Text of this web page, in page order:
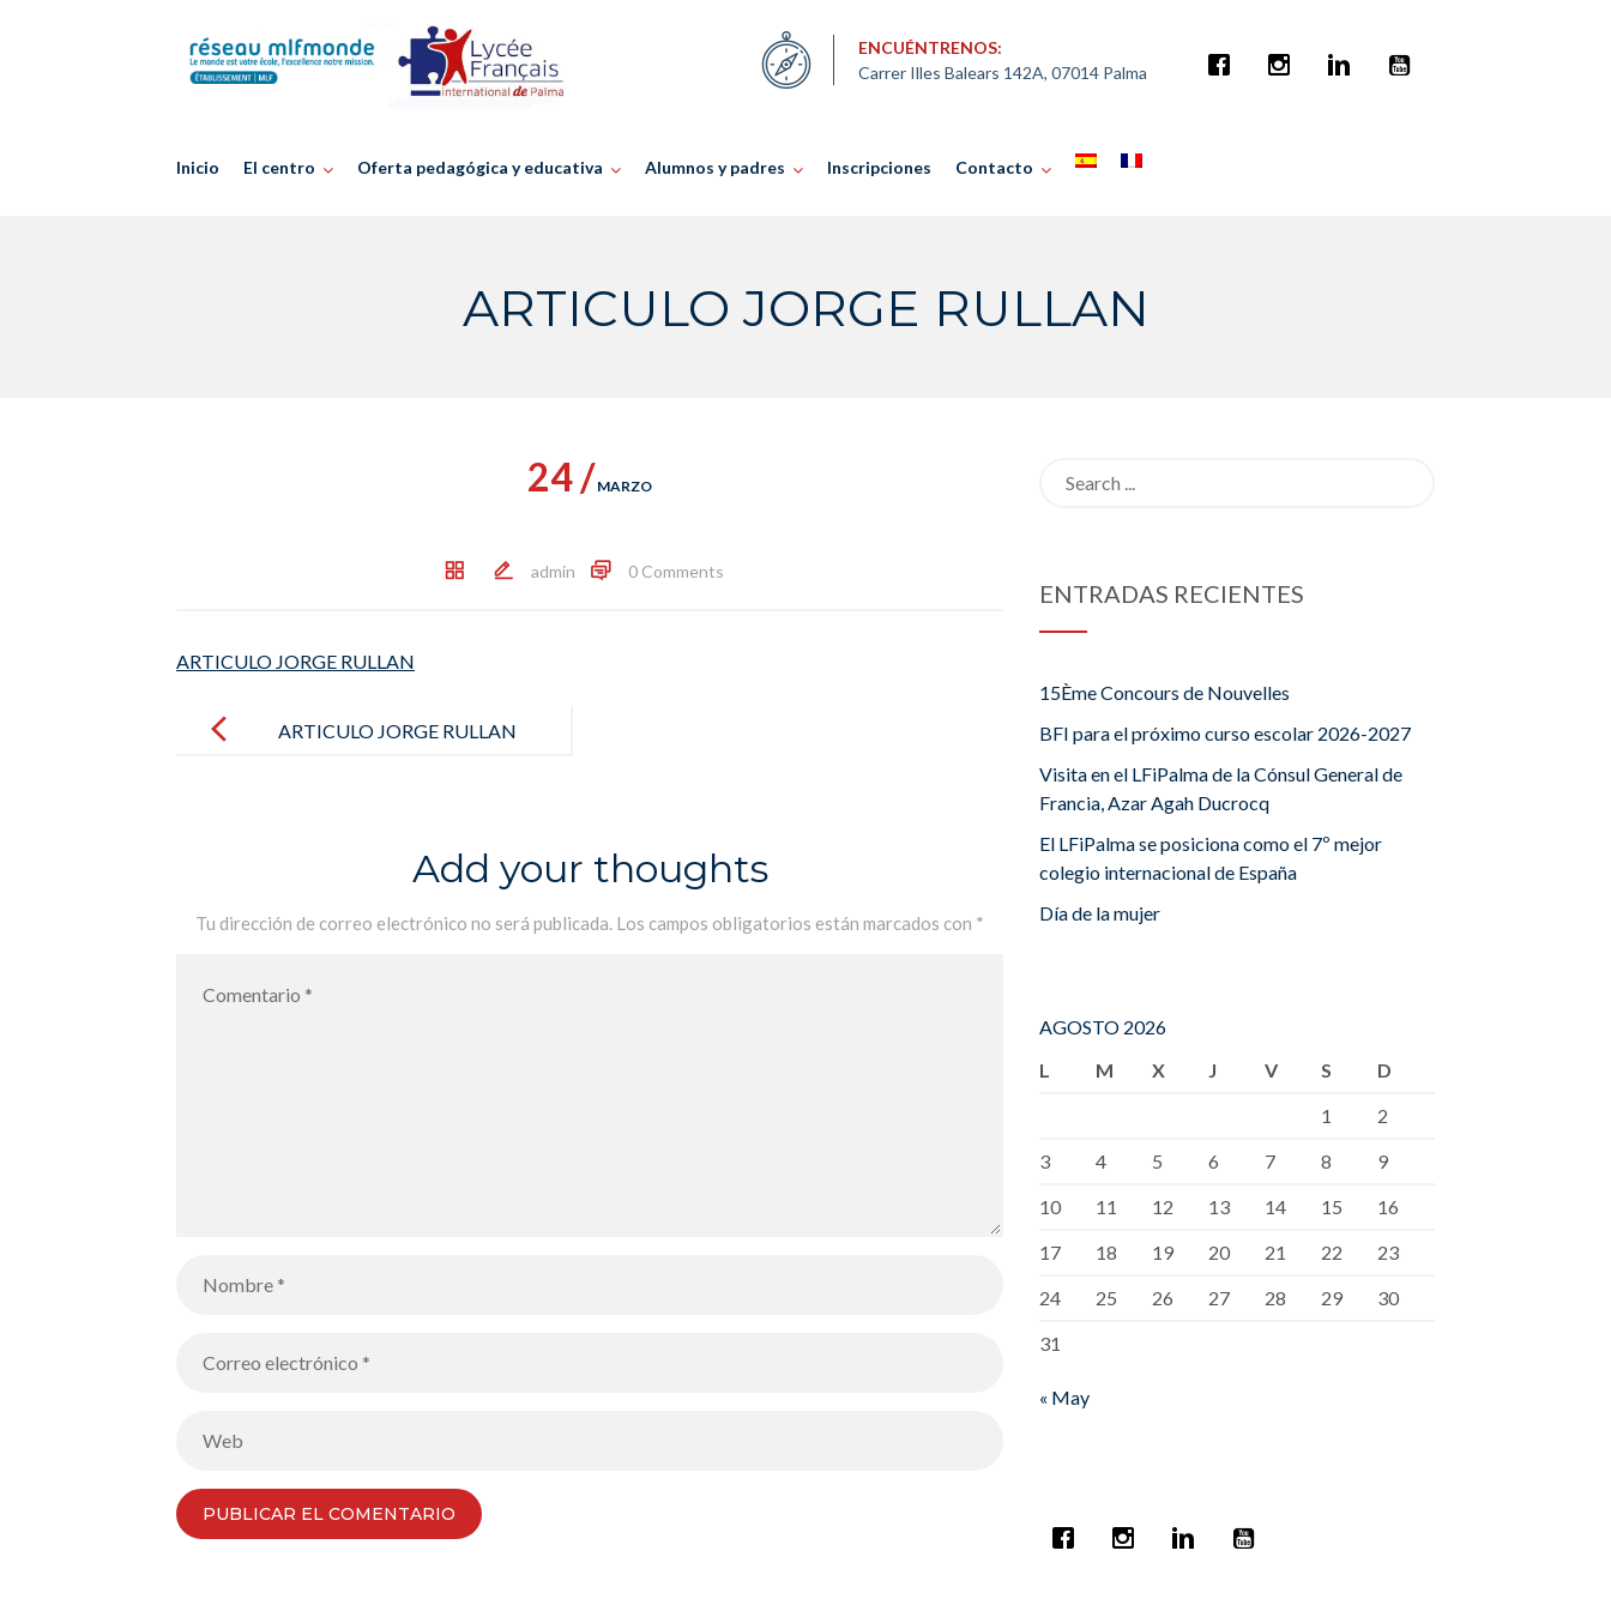
ENCUÉNTRENOS:
Carrer Illes Balears 142A, 07014 Palma
Inicio El centro Oferta pedagógica y educativa Alumnos y padres Inscripciones Contacto
ARTICULO JORGE RULLAN
24 / MARZO
admin 0 Comments
ARTICULO JORGE RULLAN
navigation
ARTICULO JORGE RULLAN
Add your thoughts
Tu dirección de correo electrónico no será publicada. Los campos obligatorios están marcados con *
ENTRADAS RECIENTES
15Ème Concours de Nouvelles
BFI para el próximo curso escolar 2026-2027
Visita en el LFiPalma de la Cónsul General de
Francia, Azar Agah Ducrocq
El LFiPalma se posiciona como el 7º mejor
colegio internacional de España
Día de la mujer
AGOSTO 2026
L
M X J V S
D
1
2
3
4 5 6 7 8
9
10
11 12 13 14 15
16
17
18 19 20 21 22
23
24
25 26 27 28 29
30
31
« May